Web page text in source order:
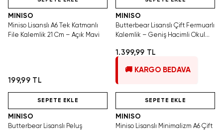
MINISO
Miniso Lisanslı A6 Tek Katmanlı
File Kalemlik 21 Cm – Açık Mavi
199,99 TL
MINISO
Butterbear Lisanslı Çift Fermuarlı
Kalemlik – Geniş Hacimli Okul
1.399,99 TL
🚚 KARGO BEDAVA
SEPETE EKLE
MINISO
Butterbear Lisanslı Peluş
SEPETE EKLE
MINISO
Miniso Lisanslı Minimalizm A6 Çift